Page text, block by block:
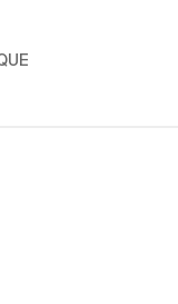
santé,
les
vous